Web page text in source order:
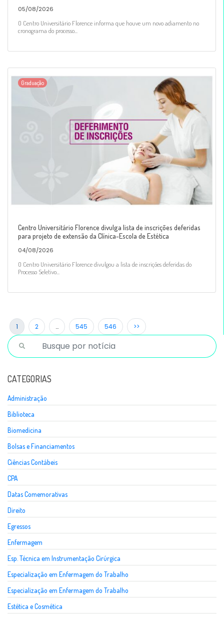
05/08/2026
O Centro Universitário Florence informa que houve um novo adiamento no
cronograma do processo...
Graduação
Centro Universitário Florence divulga lista de inscrições deferidas
para projeto de extensão da Clínica-Escola de Estética
04/08/2026
O Centro Universitário Florence divulgou a lista de inscrições deferidas do
Processo Seletivo...
1 2 … 545 546 >>
CATEGORIAS
Administração
Biblioteca
Biomedicina
Bolsas e Financiamentos
Ciências Contábeis
CPA
Datas Comemorativas
Direito
Egressos
Enfermagem
Esp. Técnica em Instrumentação Cirúrgica
Especialização em Enfermagem do Trabalho
Especialização em Enfermagem do Trabalho
Estética e Cosmética